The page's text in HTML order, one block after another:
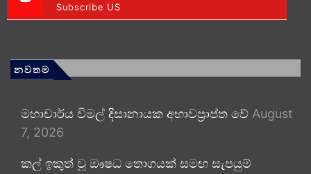
Subscribe US
නවතම
මහාචාර්ය විමල් දිසානායක අභාවප්‍රාප්ත වේ August
7, 2026
කල් ඉකුත් වූ ඖෂධ තොගයක් සමඟ සැපයුම්